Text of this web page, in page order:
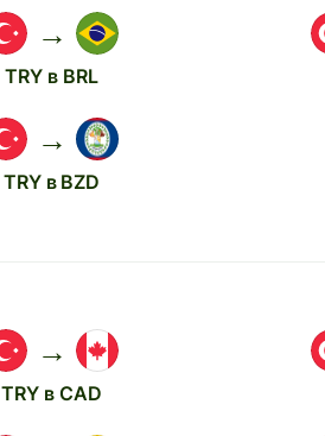
→
TRY в BRL
→
TRY в BZD
→
TRY в CAD